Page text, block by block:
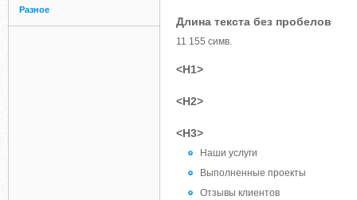
Разное
Длина текста без пробелов
11 155 симв.
<H1>
<H2>
<H3>
Наши услуги
Выполненные проекты
Отзывы клиентов